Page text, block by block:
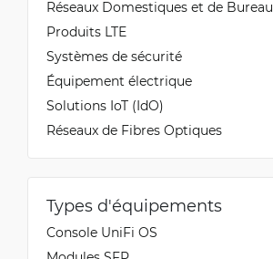
Réseaux Domestiques et de Bureau
Produits LTE
Systèmes de sécurité
Équipement électrique
Solutions IoT (IdO)
Réseaux de Fibres Optiques
Types d'équipements
Console UniFi OS